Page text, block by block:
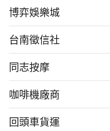
博弈娛樂城
台南徵信社
同志按摩
咖啡機廠商
回頭車貨運